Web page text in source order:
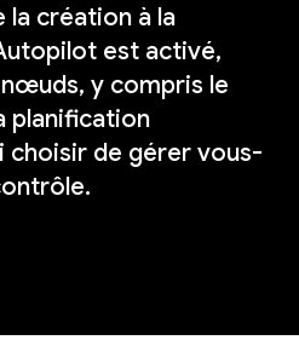
la création à la
est activé,
y compris le
planification
choisir de gérer vous-